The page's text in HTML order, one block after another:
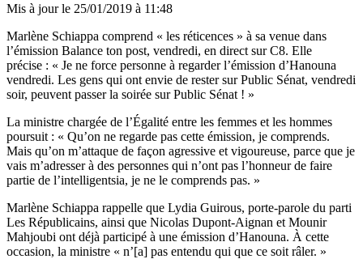
Mis à jour le 25/01/2019 à 11:48
Marlène Schiappa comprend « les réticences » à sa venue dans
l’émission Balance ton post, vendredi, en direct sur C8. Elle
précise : « Je ne force personne à regarder l’émission d’Hanouna
vendredi. Les gens qui ont envie de rester sur Public Sénat, vendredi
soir, peuvent passer la soirée sur Public Sénat ! »
La ministre chargée de l’Égalité entre les femmes et les hommes
poursuit : « Qu’on ne regarde pas cette émission, je comprends.
Mais qu’on m’attaque de façon agressive et vigoureuse, parce que je
vais m’adresser à des personnes qui n’ont pas l’honneur de faire
partie de l’intelligentsia, je ne le comprends pas. »
Marlène Schiappa rappelle que Lydia Guirous, porte-parole du parti
Les Républicains, ainsi que Nicolas Dupont-Aignan et Mounir
Mahjoubi ont déjà participé à une émission d’Hanouna. À cette
occasion, la ministre « n’[a] pas entendu qui que ce soit râler. »